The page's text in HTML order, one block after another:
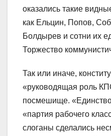
оказались такие
как Ельцин, Попов,
Болдырев и сотни их
Торжество
Так или иначе,
«руководящая роль
посмешище.
«партия рабочего
слоганы сделались